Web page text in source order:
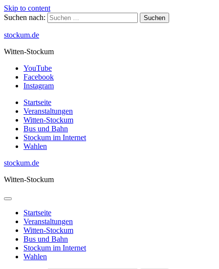
Skip to content
Suchen nach:
stockum.de
Witten-Stockum
YouTube
Facebook
Instagram
Startseite
Veranstaltungen
Witten-Stockum
Bus und Bahn
Stockum im Internet
Wahlen
stockum.de
Witten-Stockum
Startseite
Veranstaltungen
Witten-Stockum
Bus und Bahn
Stockum im Internet
Wahlen